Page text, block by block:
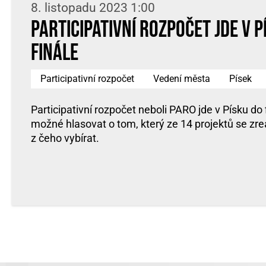
8. listopadu 2023 1:00
Participativní rozpočet jde v
finále
Participativní rozpočet Vedení města Písek
Participativní rozpočet neboli PARO jde v Písku
možné hlasovat o tom, který ze 14 projektů se
z čeho vybírat.